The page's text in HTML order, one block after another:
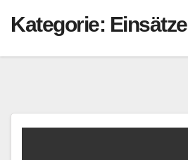
Kategorie: Einsätze